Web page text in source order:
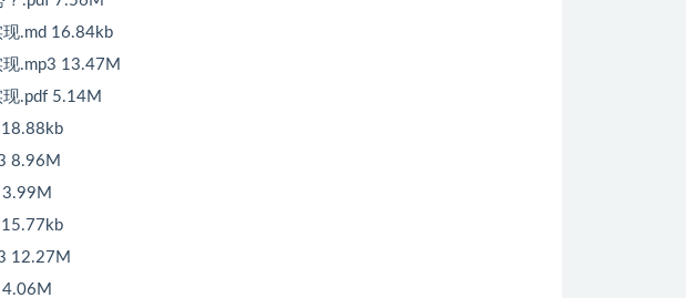
.md 16.84kb
.mp3 13.47M
.pdf 5.14M
8.96M
12.27M